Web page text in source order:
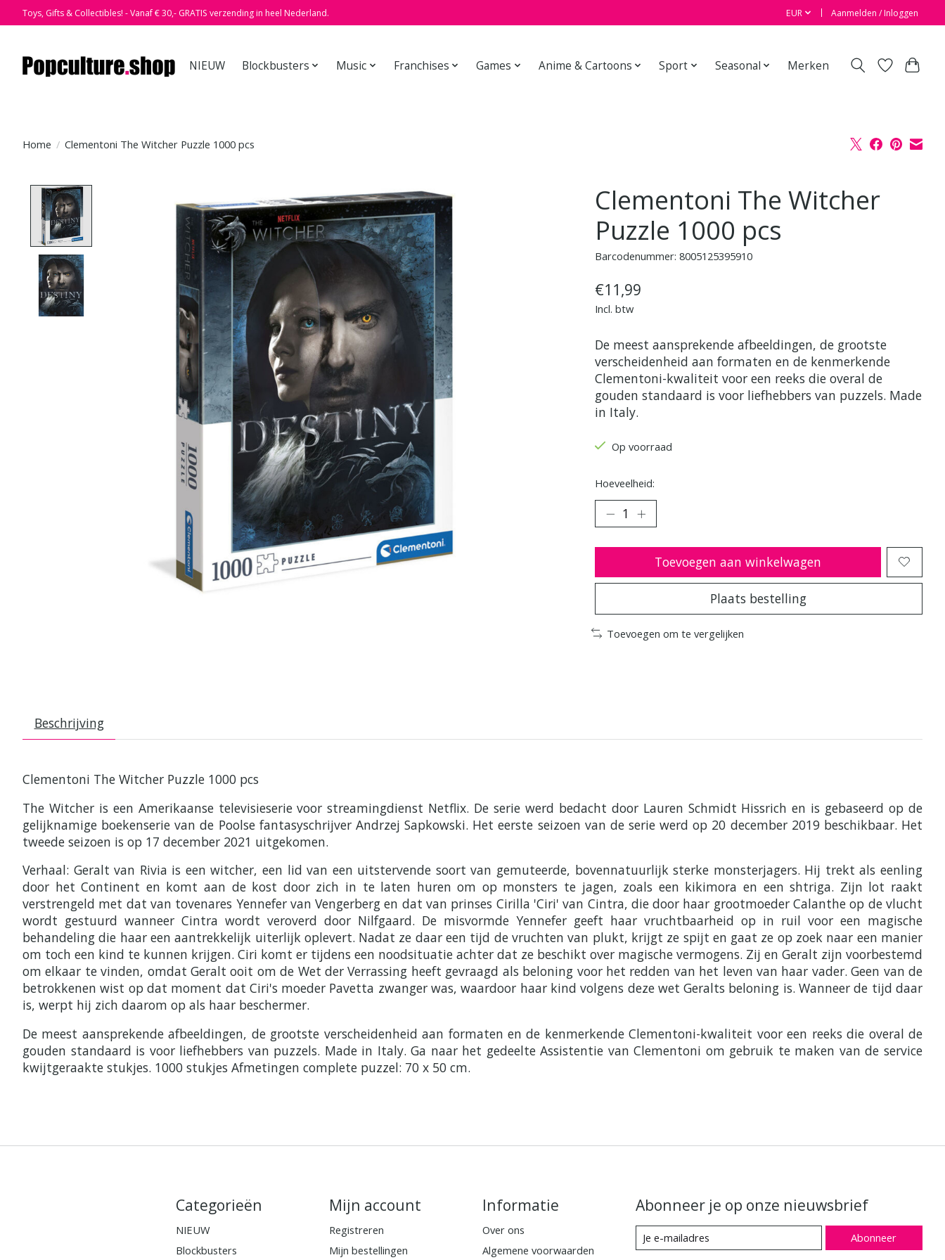
Toys, Gifts & Collectibles! - Vanaf € 30,- GRATIS verzending in heel Nederland. EUR Aanmelden / Inloggen
NIEUW Blockbusters Music Franchises Games Anime & Cartoons Sport Seasonal Merken
Home / Clementoni The Witcher Puzzle 1000 pcs
Clementoni The Witcher
Puzzle 1000 pcs
Barcodenummer: 8005125395910
€11,99
Incl. btw
De meest aansprekende afbeeldingen, de grootste
verscheidenheid aan formaten en de kenmerkende
Clementoni-kwaliteit voor een reeks die overal de
gouden standaard is voor liefhebbers van puzzels. Made
in Italy.
Op voorraad
Hoeveelheid:
Toevoegen aan winkelwagen
Plaats bestelling
Toevoegen om te vergelijken
Beschrijving
Clementoni The Witcher Puzzle 1000 pcs
The Witcher is een Amerikaanse televisieserie voor streamingdienst Netflix. De serie werd bedacht door Lauren Schmidt Hissrich en is gebaseerd op de
gelijknamige boekenserie van de Poolse fantasyschrijver Andrzej Sapkowski. Het eerste seizoen van de serie werd op 20 december 2019 beschikbaar. Het
tweede seizoen is op 17 december 2021 uitgekomen.
Verhaal: Geralt van Rivia is een witcher, een lid van een uitstervende soort van gemuteerde, bovennatuurlijk sterke monsterjagers. Hij trekt als eenling
door het Continent en komt aan de kost door zich in te laten huren om op monsters te jagen, zoals een kikimora en een shtriga. Zijn lot raakt
verstrengeld met dat van tovenares Yennefer van Vengerberg en dat van prinses Cirilla 'Ciri' van Cintra, die door haar grootmoeder Calanthe op de vlucht
wordt gestuurd wanneer Cintra wordt veroverd door Nilfgaard. De misvormde Yennefer geeft haar vruchtbaarheid op in ruil voor een magische
behandeling die haar een aantrekkelijk uiterlijk oplevert. Nadat ze daar een tijd de vruchten van plukt, krijgt ze spijt en gaat ze op zoek naar een manier
om toch een kind te kunnen krijgen. Ciri komt er tijdens een noodsituatie achter dat ze beschikt over magische vermogens. Zij en Geralt zijn voorbestemd
om elkaar te vinden, omdat Geralt ooit om de Wet der Verrassing heeft gevraagd als beloning voor het redden van het leven van haar vader. Geen van de
betrokkenen wist op dat moment dat Ciri's moeder Pavetta zwanger was, waardoor haar kind volgens deze wet Geralts beloning is. Wanneer de tijd daar
is, werpt hij zich daarom op als haar beschermer.
De meest aansprekende afbeeldingen, de grootste verscheidenheid aan formaten en de kenmerkende Clementoni-kwaliteit voor een reeks die overal de
gouden standaard is voor liefhebbers van puzzels. Made in Italy. Ga naar het gedeelte Assistentie van Clementoni om gebruik te maken van de service
kwijtgeraakte stukjes. 1000 stukjes Afmetingen complete puzzel: 70 x 50 cm.
Categorieën
NIEUW
Blockbusters
Mijn account
Registreren
Mijn bestellingen
Informatie
Over ons
Algemene voorwaarden
Abonneer je op onze nieuwsbrief
Abonneer